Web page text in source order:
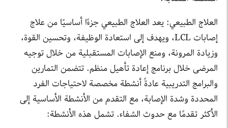
العلاج الطبيعي: يعد العلاج الطبيعي جزءًا أساسيًا من علاج
إصابات LCL، ويهدف إلى استعادة الوظيفة، وتحسين القوة،
وزيادة المرونة، ومنع الإصابات المستقبلية من خلال توجيه
المرضى خلال برنامج إعادة تأهيل منظم. تتضمن التمارين
والبرامج التدريبية عادةً أنشطة مخصصة لاحتياجات الفرد
المحددة وشدة الإصابة، مع التقدم من الأنشطة الأساسية إلى
الأكثر تقدمًا مع حدوث الشفاء. تشمل هذه الأنشطة: